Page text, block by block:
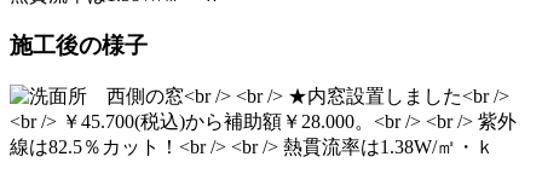
施工後の様子